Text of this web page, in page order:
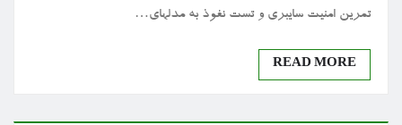
تمرین امنیت سایبری و تست نفوذ به مدلهای…
READ MORE